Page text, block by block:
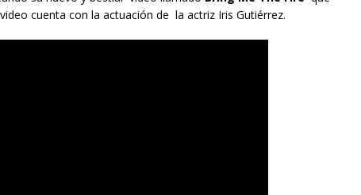
cuenta con la actuación de la actriz Iris Gutiérrez.